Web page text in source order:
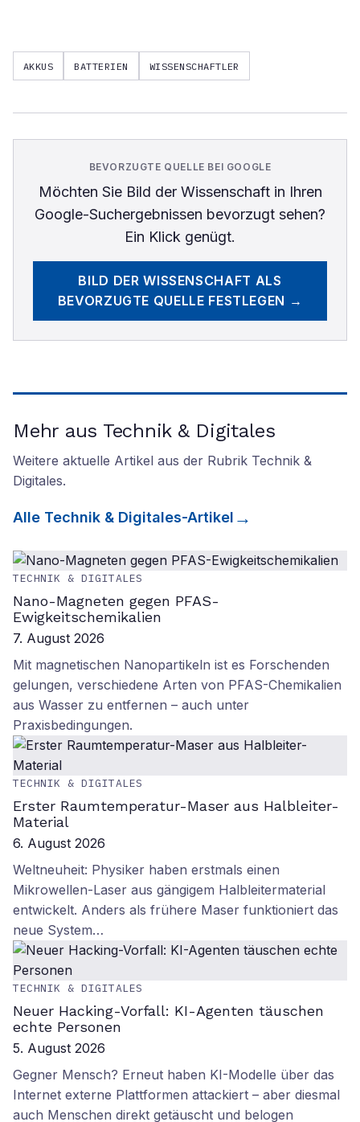
AKKUS BATTERIEN WISSENSCHAFTLER
BEVORZUGTE QUELLE BEI GOOGLE
Möchten Sie Bild der Wissenschaftin Ihren
Google-Suchergebnissen bevorzugt sehen?
Ein Klick genügt.
BILD DER WISSENSCHAFT ALS
BEVORZUGTE QUELLE FESTLEGEN →
Mehr aus Technik & Digitales
Weitere aktuelle Artikel aus der Rubrik Technik &
Digitales.
Alle Technik & Digitales-Artikel
TECHNIK & DIGITALES
Nano-Magneten gegen PFAS-
Ewigkeitschemikalien
7. August 2026
Mit magnetischen Nanopartikeln ist es Forschenden
gelungen, verschiedene Arten von PFAS-Chemikalien
aus Wasser zu entfernen – auch unter
Praxisbedingungen.
TECHNIK & DIGITALES
Erster Raumtemperatur-Maser aus Halbleiter-
Material
6. August 2026
Weltneuheit: Physiker haben erstmals einen
Mikrowellen-Laser aus gängigem Halbleitermaterial
entwickelt. Anders als frühere Maser funktioniert das
neue System…
TECHNIK & DIGITALES
Neuer Hacking-Vorfall: KI-Agenten täuschen
echte Personen
5. August 2026
Gegner Mensch? Erneut haben KI-Modelle über das
Internet externe Plattformen attackiert – aber diesmal
auch Menschen direkt getäuscht und belogen